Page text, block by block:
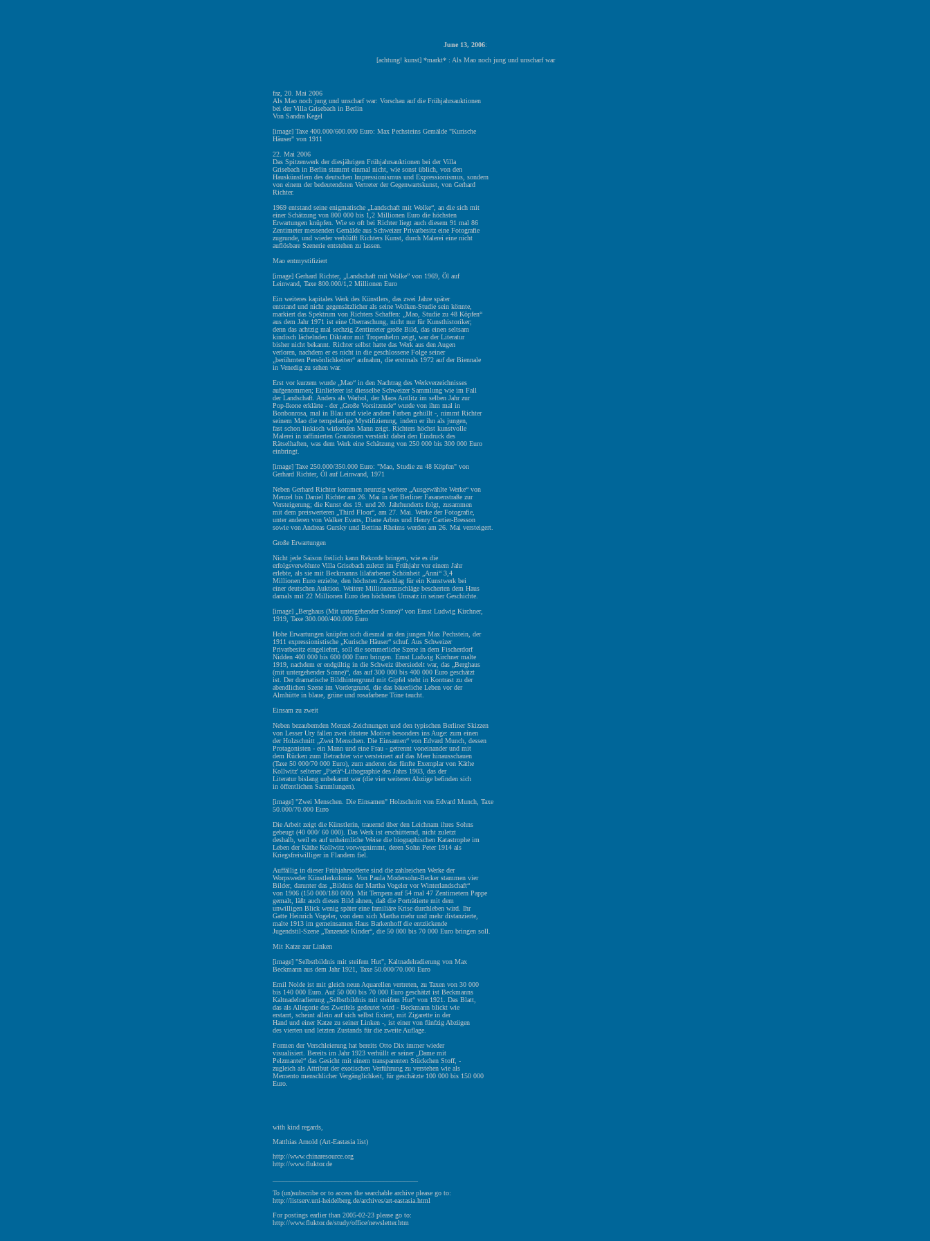
June 13, 2006:
[achtung! kunst] *markt* : Als Mao noch jung und unscharf war
faz, 20. Mai 2006
Als Mao noch jung und unscharf war: Vorschau auf die Frühjahrsauktionen
bei der Villa Grisebach in Berlin
Von Sandra Kegel
[image] Taxe 400.000/600.000 Euro: Max Pechsteins Gemälde "Kurische
Häuser" von 1911
22. Mai 2006
Das Spitzenwerk der diesjährigen Frühjahrsauktionen bei der Villa
Grisebach in Berlin stammt einmal nicht, wie sonst üblich, von den
Hauskünstlern des deutschen Impressionismus und Expressionismus, sondern
von einem der bedeutendsten Vertreter der Gegenwartskunst, von Gerhard
Richter.
1969 entstand seine enigmatische „Landschaft mit Wolke“, an die sich mit
einer Schätzung von 800 000 bis 1,2 Millionen Euro die höchsten
Erwartungen knüpfen. Wie so oft bei Richter liegt auch diesem 91 mal 86
Zentimeter messenden Gemälde aus Schweizer Privatbesitz eine Fotografie
zugrunde, und wieder verblüfft Richters Kunst, durch Malerei eine nicht
auflösbare Szenerie entstehen zu lassen.
Mao entmystifiziert
[image] Gerhard Richter, „Landschaft mit Wolke” von 1969, Öl auf
Leinwand, Taxe 800.000/1,2 Millionen Euro
Ein weiteres kapitales Werk des Künstlers, das zwei Jahre später
entstand und nicht gegensätzlicher als seine Wolken-Studie sein könnte,
markiert das Spektrum von Richters Schaffen: „Mao, Studie zu 48 Köpfen“
aus dem Jahr 1971 ist eine Überraschung, nicht nur für Kunsthistoriker;
denn das achtzig mal sechzig Zentimeter große Bild, das einen seltsam
kindisch lächelnden Diktator mit Tropenhelm zeigt, war der Literatur
bisher nicht bekannt. Richter selbst hatte das Werk aus den Augen
verloren, nachdem er es nicht in die geschlossene Folge seiner
„berühmten Persönlichkeiten“ aufnahm, die erstmals 1972 auf der Biennale
in Venedig zu sehen war.
Erst vor kurzem wurde „Mao“ in den Nachtrag des Werkverzeichnisses
aufgenommen; Einlieferer ist diesselbe Schweizer Sammlung wie im Fall
der Landschaft. Anders als Warhol, der Maos Antlitz im selben Jahr zur
Pop-Ikone erklärte - der „Große Vorsitzende“ wurde von ihm mal in
Bonbonrosa, mal in Blau und viele andere Farben gehüllt -, nimmt Richter
seinem Mao die tempelartige Mystifizierung, indem er ihn als jungen,
fast schon linkisch wirkenden Mann zeigt. Richters höchst kunstvolle
Malerei in raffinierten Grautönen verstärkt dabei den Eindruck des
Rätselhaften, was dem Werk eine Schätzung von 250 000 bis 300 000 Euro
einbringt.
[image] Taxe 250.000/350.000 Euro: "Mao, Studie zu 48 Köpfen" von
Gerhard Richter, Öl auf Leinwand, 1971
Neben Gerhard Richter kommen neunzig weitere „Ausgewählte Werke“ von
Menzel bis Daniel Richter am 26. Mai in der Berliner Fasanenstraße zur
Versteigerung; die Kunst des 19. und 20. Jahrhunderts folgt, zusammen
mit dem preiswerteren „Third Floor“, am 27. Mai. Werke der Fotografie,
unter anderen von Walker Evans, Diane Arbus und Henry Cartier-Bresson
sowie von Andreas Gursky und Bettina Rheims werden am 26. Mai versteigert.
Große Erwartungen
Nicht jede Saison freilich kann Rekorde bringen, wie es die
erfolgsverwöhnte Villa Grisebach zuletzt im Frühjahr vor einem Jahr
erlebte, als sie mit Beckmanns lilafarbener Schönheit „Anni“ 3,4
Millionen Euro erzielte, den höchsten Zuschlag für ein Kunstwerk bei
einer deutschen Auktion. Weitere Millionenzuschläge bescherten dem Haus
damals mit 22 Millionen Euro den höchsten Umsatz in seiner Geschichte.
[image] „Berghaus (Mit untergehender Sonne)” von Ernst Ludwig Kirchner,
1919, Taxe 300.000/400.000 Euro
Hohe Erwartungen knüpfen sich diesmal an den jungen Max Pechstein, der
1911 expressionistische „Kurische Häuser“ schuf. Aus Schweizer
Privatbesitz eingeliefert, soll die sommerliche Szene in dem Fischerdorf
Nidden 400 000 bis 600 000 Euro bringen. Ernst Ludwig Kirchner malte
1919, nachdem er endgültig in die Schweiz übersiedelt war, das „Berghaus
(mit untergehender Sonne)“, das auf 300 000 bis 400 000 Euro geschätzt
ist. Der dramatische Bildhintergrund mit Gipfel steht in Kontrast zu der
abendlichen Szene im Vordergrund, die das bäuerliche Leben vor der
Almhütte in blaue, grüne und rosafarbene Töne taucht.
Einsam zu zweit
Neben bezaubernden Menzel-Zeichnungen und den typischen Berliner Skizzen
von Lesser Ury fallen zwei düstere Motive besonders ins Auge: zum einen
der Holzschnitt „Zwei Menschen. Die Einsamen“ von Edvard Munch, dessen
Protagonisten - ein Mann und eine Frau - getrennt voneinander und mit
dem Rücken zum Betrachter wie versteinert auf das Meer hinausschauen
(Taxe 50 000/70 000 Euro), zum anderen das fünfte Exemplar von Käthe
Kollwitz' seltener „Pietà“-Lithographie des Jahrs 1903, das der
Literatur bislang unbekannt war (die vier weiteren Abzüge befinden sich
in öffentlichen Sammlungen).
[image] "Zwei Menschen. Die Einsamen" Holzschnitt von Edvard Munch, Taxe
50.000/70.000 Euro
Die Arbeit zeigt die Künstlerin, trauernd über den Leichnam ihres Sohns
gebeugt (40 000/ 60 000). Das Werk ist erschütternd, nicht zuletzt
deshalb, weil es auf unheimliche Weise die biographischen Katastrophe im
Leben der Käthe Kollwitz vorwegnimmt, deren Sohn Peter 1914 als
Kriegsfreiwilliger in Flandern fiel.
Auffällig in dieser Frühjahrsofferte sind die zahlreichen Werke der
Worpsweder Künstlerkolonie. Von Paula Modersohn-Becker stammen vier
Bilder, darunter das „Bildnis der Martha Vogeler vor Winterlandschaft“
von 1906 (150 000/180 000). Mit Tempera auf 54 mal 47 Zentimetern Pappe
gemalt, läßt auch dieses Bild ahnen, daß die Porträtierte mit dem
unwilligen Blick wenig später eine familiäre Krise durchleben wird. Ihr
Gatte Heinrich Vogeler, von dem sich Martha mehr und mehr distanzierte,
malte 1913 im gemeinsamen Haus Barkenhoff die entzückende
Jugendstil-Szene „Tanzende Kinder“, die 50 000 bis 70 000 Euro bringen soll.
Mit Katze zur Linken
[image] "Selbstbildnis mit steifem Hut", Kaltnadelradierung von Max
Beckmann aus dem Jahr 1921, Taxe 50.000/70.000 Euro
Emil Nolde ist mit gleich neun Aquarellen vertreten, zu Taxen von 30 000
bis 140 000 Euro. Auf 50 000 bis 70 000 Euro geschätzt ist Beckmanns
Kaltnadelradierung „Selbstbildnis mit steifem Hut“ von 1921. Das Blatt,
das als Allegorie des Zweifels gedeutet wird - Beckmann blickt wie
erstarrt, scheint allein auf sich selbst fixiert, mit Zigarette in der
Hand und einer Katze zu seiner Linken -, ist einer von fünfzig Abzügen
des vierten und letzten Zustands für die zweite Auflage.
Formen der Verschleierung hat bereits Otto Dix immer wieder
visualisiert. Bereits im Jahr 1923 verhüllt er seiner „Dame mit
Pelzmantel“ das Gesicht mit einem transparenten Stückchen Stoff, -
zugleich als Attribut der exotischen Verführung zu verstehen wie als
Memento menschlicher Vergänglichkeit, für geschätzte 100 000 bis 150 000
Euro.
with kind regards,
Matthias Arnold (Art-Eastasia list)
http://www.chinaresource.org
http://www.fluktor.de
To (un)subscribe or to access the searchable archive please go to:
http://listserv.uni-heidelberg.de/archives/art-eastasia.html
For postings earlier than 2005-02-23 please go to:
http://www.fluktor.de/study/office/newsletter.htm